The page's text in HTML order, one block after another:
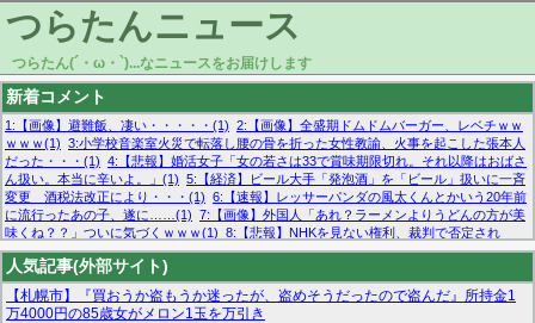
つらたんニュース
つらたん(´・ω・`)...なニュースをお届けします
新着コメント
1:【画像】避難飯、凄い・・・・・(1) 2:【画像】全盛期ドムドムバーガー、レベチｗｗ
ｗｗｗ(1) 3:小学校音楽室火災で転落し腰の骨を折った女性教諭、火事を起こした張本人
だった・・・(1) 4:【悲報】婚活女子「女の若さは33で賞味期限切れ。それ以降はおばさ
ん扱い。本当に辛いよ。」(1) 5:【経済】ビール大手「発泡酒」を「ビール」扱いに一斉
変更 酒税法改正により・・・(1) 6:【速報】レッサーパンダの風太くんとかいう20年前
に流行ったあの子、遂に……(1) 7:【画像】外国人「あれ？ラーメンよりうどんの方が美
味くね？？」ついに気づくｗｗｗ(1) 8:【悲報】NHKを見ない権利、裁判で否定され
る・・・(1) 9:欧州委員長「原発縮小は間違いでした」(1) 10:【悲報】日本企業の人手不
足、限界突破 52%「正社員も足りてません…」(1)
人気記事(外部サイト)
【札幌市】『買おうか盗もうか迷ったが、盗めそうだったので盗んだ』所持金1
万4000円の85歳女がメロン1玉を万引き